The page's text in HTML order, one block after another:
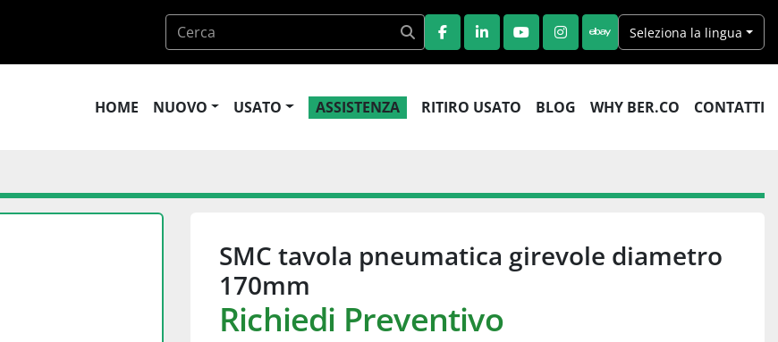
FACEBOOK
LINKEDINYOUTUBEINSTAGRAM
EBAYSeleziona la lingua
HOME NUOVO USATO ASSISTENZA RITIRO USATO BLOG WHY BER.CO CONTATTI
SMC tavola pneumatica girevole diametro
170mm
Richiedi Preventivo